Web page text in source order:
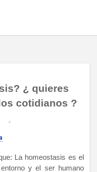
¿ quieres
cotidianos ?
La homeostasis es el
y el ser humano